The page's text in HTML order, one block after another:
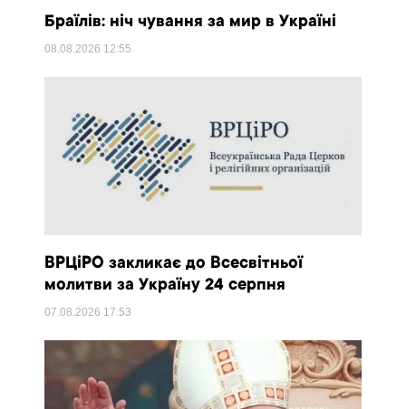
Браїлів: ніч чування за мир в Україні
08.08.2026 12:55
ВРЦіРО закликає до Всесвітньої
молитви за Україну 24 серпня
07.08.2026 17:53